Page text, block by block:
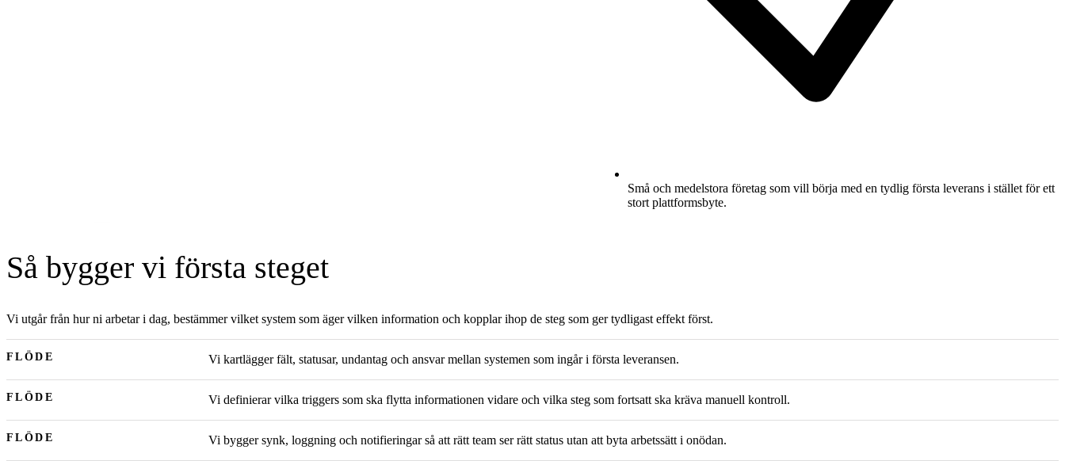
Små och medelstora företag som vill börja med en tydlig första leverans i stället för ett
stort plattformsbyte.
Så bygger vi första steget
Vi utgår från hur ni arbetar i dag, bestämmer vilket system som äger vilken information och kopplar ihop de steg som ger tydligast effekt först.
FLÖDE Vi kartlägger fält, statusar, undantag och ansvar mellan systemen som ingår i första leveransen.
FLÖDE Vi definierar vilka triggers som ska flytta informationen vidare och vilka steg som fortsatt ska kräva manuell kontroll.
FLÖDE Vi bygger synk, loggning och notifieringar så att rätt team ser rätt status utan att byta arbetssätt i onödan.